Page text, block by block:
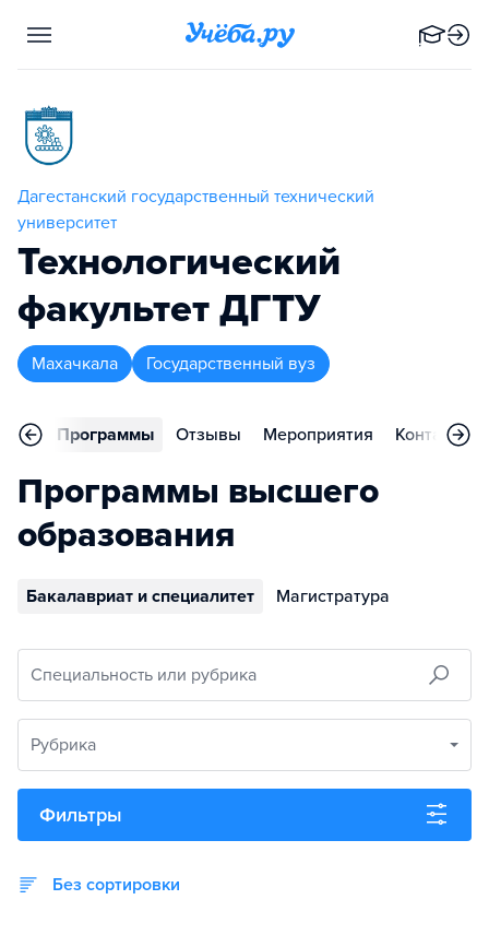
Дагестанский государственный технический
университет
Технологический
факультет ДГТУ
Махачкала Государственный вуз
Программы Отзывы Мероприятия Контакты
Программы высшего
образования
Бакалавриат и специалитет Магистратура
Специальность или рубрика
Рубрика
Фильтры
Без сортировки